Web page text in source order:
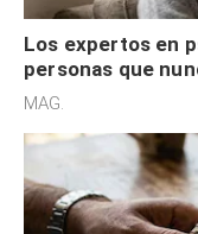
Los expertos en
personas que
redes sociales no
MAG.